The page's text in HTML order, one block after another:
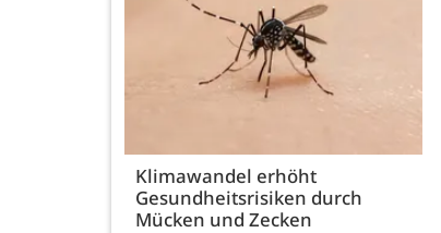
Klimawandel erhöht
Gesundheitsrisiken durch
Mücken und Zecken